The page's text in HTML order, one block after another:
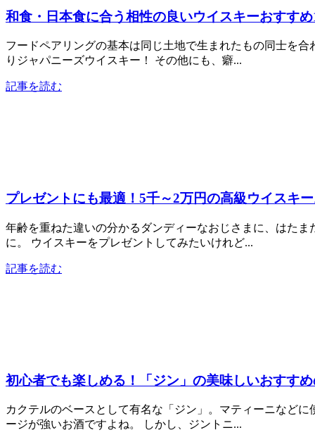
和食・日本食に合う相性の良いウイスキーおすす
フードペアリングの基本は同じ土地で生まれたもの同士を
りジャパニーズウイスキー！ その他にも、癖...
記事を読む
プレゼントにも最適！5千～2万円の高級ウイスキ
年齢を重ねた違いの分かるダンディーなおじさまに、はた
に。 ウイスキーをプレゼントしてみたいけれど...
記事を読む
初心者でも楽しめる！「ジン」の美味しいおすす
カクテルのベースとして有名な「ジン」。マティーニなど
ージが強いお酒ですよね。 しかし、ジントニ...